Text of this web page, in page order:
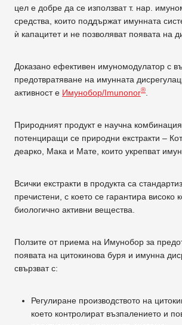
цел е добре да се използват т. нар.
средства, които поддържат имунната
ѝ капацитет и не позволяват появата на
Доказано ефективен имуномодулатор с
предотвратяване на имунната
активност е Имунобор/Imunonor®
Природният продукт е научна
потенциращи се природни екстракти –
деарко, Мака и Мате, които укрепват
Всички екстракти в продукта са
пречистени, с което се гарантира високо
биологично активни вещества.
Ползите от приема на Имунобор за
появата на цитокинова буря и имунна
свързват с:
Регулиране производството на
което контролират възпалението и